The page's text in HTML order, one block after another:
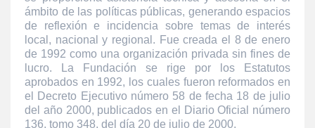
ámbito de las políticas públicas, generando espacios
de reflexión e incidencia sobre temas de interés
local, nacional y regional. Fue creada el 8 de enero
de 1992 como una organización privada sin fines de
lucro. La Fundación se rige por los Estatutos
aprobados en 1992, los cuales fueron reformados en
el Decreto Ejecutivo número 58 de fecha 18 de julio
del año 2000, publicados en el Diario Oficial número
136, tomo 348, del día 20 de julio de 2000.